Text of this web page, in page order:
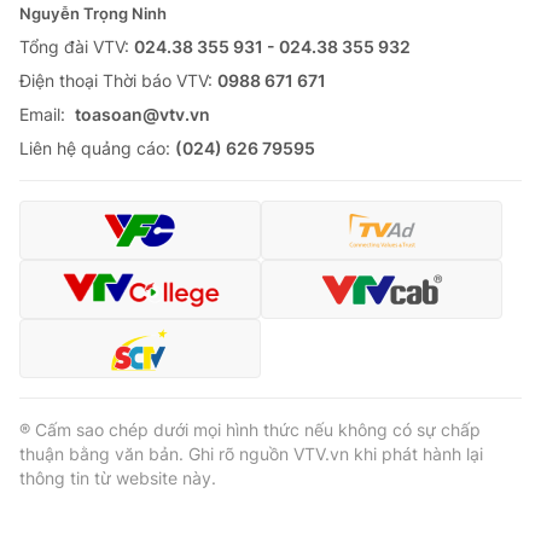
® Cấm sao chép dưới mọi hình thức nếu không có sự chấp
thuận bằng văn bản. Ghi rõ nguồn VTV.vn khi phát hành lại
Nguyễn Trọng Ninh
Tổng đài VTV: 024.38 355 931 - 024.38 355 932
Ðiện thoại Thời báo VTV: 0988 671 671
Email: toasoan@vtv.vn
Liên hệ quảng cáo: (024) 626 79595
® Cấm sao chép dưới mọi hình thức nếu không có sự chấp
thuận bằng văn bản. Ghi rõ nguồn VTV.vn khi phát hành lại
thông tin từ website này.